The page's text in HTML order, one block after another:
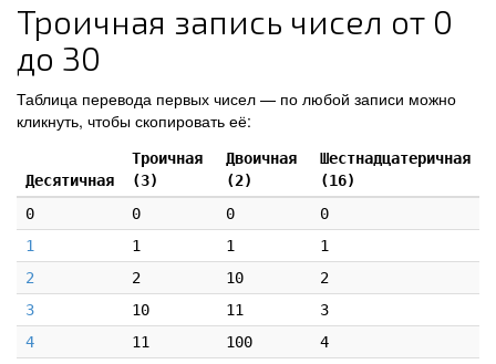
Троичная запись чисел от 0
до 30
Таблица перевода первых чисел — по любой записи можно
кликнуть, чтобы скопировать её:
Десятичная
Троичная
(3)
Двоичная
(2)
Шестнадцатеричная
(16)
0
0 0
0
1
1 1
1
2
2 10
2
3
10 11
3
4
11 100
4